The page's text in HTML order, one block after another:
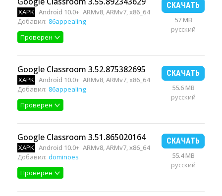
XAPK Android 10.0+ ARMv8, ARMv7, x86_64
Добавил: 86appealing
Проверен
СКАЧАТЬ
57 MB
русский
Google Classroom 3.52.875382695
XAPK Android 10.0+ ARMv8, ARMv7, x86_64
Добавил: 86appealing
Проверен
СКАЧАТЬ
55.6 MB
русский
Google Classroom 3.51.865020164
XAPK Android 10.0+ ARMv8, ARMv7, x86_64
Добавил: dominoes
Проверен
СКАЧАТЬ
55.4 MB
русский